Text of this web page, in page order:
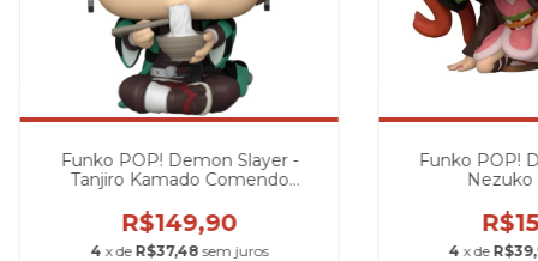
Funko POP! Demon Slayer -
Tanjiro Kamado Comendo
R$149,90
4 x de R$37,48 sem juros
Funko POP!
Nezuko
4 x de